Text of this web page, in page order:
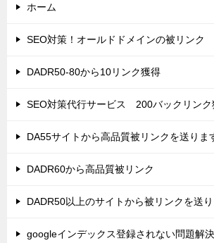
ホーム
SEO対策！オールドドメインの被リンク
DADR50-80から10リンク獲得
SEO対策代行サービス 200バックリンク
DA55サイトから高品質被リンクを送りま
DADR60から高品質被リンク
DADR50以上のサイトから被リンクを送
googleインデックス登録されない問題解